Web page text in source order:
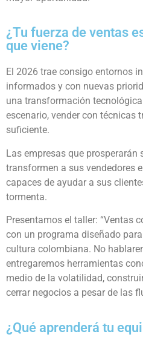
¿Tu fuerza de ventas
que viene?
El 2026 trae consigo entornos
informados y con nuevas
una transformación
escenario, vender con técnicas
suficiente.
Las empresas que prosperarán
transformen a sus vendedores
capaces de ayudar a sus
tormenta.
Presentamos el taller: “Ventas
con un programa diseñado
cultura colombiana. No
entregaremos herramientas
medio de la volatilidad,
cerrar negocios a pesar de las
¿Qué aprenderá tu